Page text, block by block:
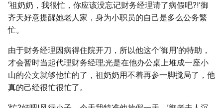
‘祖奶奶，我很忙，你应该没忘记财务经理请了病假吧?!’御
齐天好意提醒她老人家，身为小职员的自己是多么公务繁
忙。
由于财务经理因病得住院开刀，所以他这个‘御用’的特助，
才会暂时当起代理财务经理;光是在他办公桌上堆成一座小
山的公文就够他忙的了，祖奶奶用不着再参一脚搅局了，他
真的己经很忙很忙了。